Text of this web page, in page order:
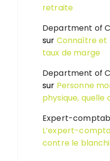
retraite
Department of
sur Connaître
taux de marge
Department of
sur Personne
physique, quelle
Expert-
L’expert-
contre le